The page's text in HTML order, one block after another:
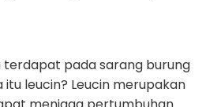
terdapat pada sarang burung
leucin? Leucin merupakan